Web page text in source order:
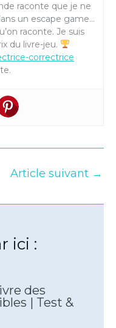
raconte que je ne
un escape game…
raconte. Je suis
du livre-jeu.
correctrice
Article suivant →
ici :
des
| Test &